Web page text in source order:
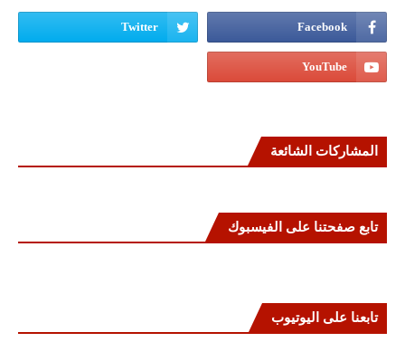
المشاركات الشائعة
تابع صفحتنا على الفيسبوك
تابعنا على اليوتيوب